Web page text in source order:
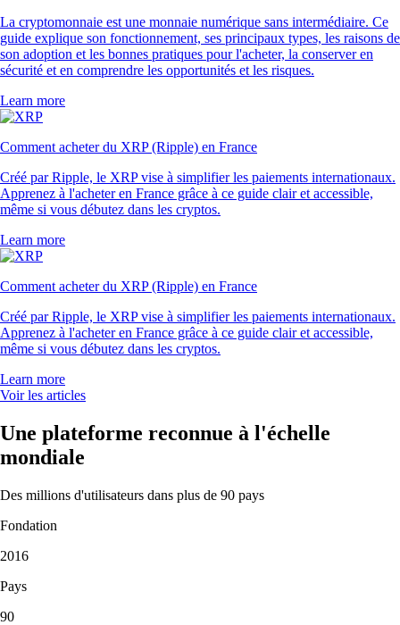
La cryptomonnaie est une monnaie numérique sans intermédiaire. Ce
guide explique son fonctionnement, ses principaux types, les raisons de
son adoption et les bonnes pratiques pour l'acheter, la conserver en
sécurité et en comprendre les opportunités et les risques.
Learn more
Comment acheter du XRP (Ripple) en France
Créé par Ripple, le XRP vise à simplifier les paiements internationaux.
Apprenez à l'acheter en France grâce à ce guide clair et accessible,
même si vous débutez dans les cryptos.
Learn more
Comment acheter du XRP (Ripple) en France
Créé par Ripple, le XRP vise à simplifier les paiements internationaux.
Apprenez à l'acheter en France grâce à ce guide clair et accessible,
même si vous débutez dans les cryptos.
Learn more
Voir les articles
Une plateforme reconnue à l'échelle
mondiale
Des millions d'utilisateurs dans plus de 90 pays
Fondation
2016
Pays
90